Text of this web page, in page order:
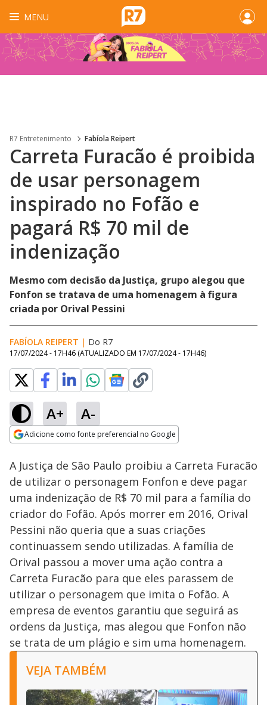
MENU
R7 Entretenimento Fabíola Reipert
Carreta Furacão é proibida
de usar personagem
inspirado no Fofão e
pagará R$ 70 mil de
indenização
Mesmo com decisão da Justiça, grupo alegou que
Fonfon se tratava de uma homenagem à figura
criada por Orival Pessini
FABÍOLA REIPERT | Do R7
17/07/2024 - 17H46 (ATUALIZADO EM 17/07/2024 - 17H46)
A+ A-
Adicione como fonte preferencial no Google
Ativar
Loaded:
46.68%
A Justiça de São Paulo proibiu a Carreta Furacão
de utilizar o personagem Fonfon e deve pagar
uma indenização de R$ 70 mil para a família do
criador do Fofão. Após morrer em 2016, Orival
Pessini não queria que a suas criações
continuassem sendo utilizadas. A família de
Orival passou a mover uma ação contra a
Carreta Furacão para que eles parassem de
utilizar o personagem que imita o Fofão. A
empresa de eventos garantiu que seguirá as
ordens da Justiça, mas alegou que Fonfon não
se trata de um plágio e sim uma homenagem.
VEJA TAMBÉM